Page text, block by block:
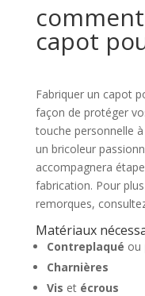
capot
Fabriquer un capot
façon de protéger
touche personnelle
un bricoleur
accompagnera
fabrication. Pour
remorques,
Matériaux
Contreplaqué ou
Charnières
Vis et écrous